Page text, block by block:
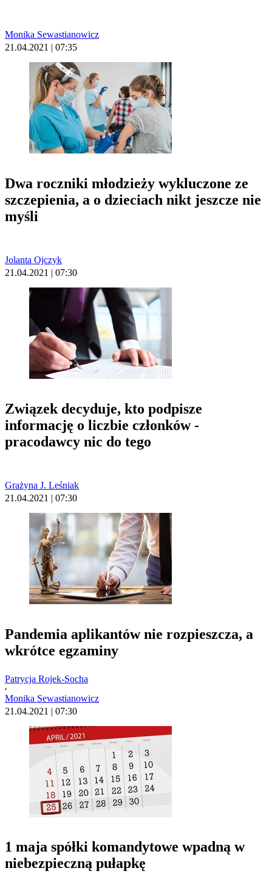
Monika Sewastianowicz
21.04.2021 | 07:35
Dwa roczniki młodzieży wykluczone ze
szczepienia, a o dzieciach nikt jeszcze nie
myśli
Jolanta Ojczyk
21.04.2021 | 07:30
Związek decyduje, kto podpisze
informację o liczbie członków -
pracodawcy nic do tego
Grażyna J. Leśniak
21.04.2021 | 07:30
Pandemia aplikantów nie rozpieszcza, a
wkrótce egzaminy
Patrycja Rojek-Socha
Monika Sewastianowicz
21.04.2021 | 07:30
1 maja spółki komandytowe wpadną w
niebezpieczną pułapkę